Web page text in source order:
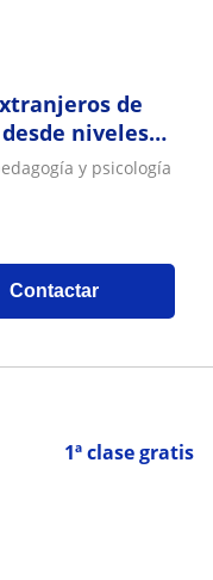
de
niveles
y psicología
Contactar
1ª clase gratis